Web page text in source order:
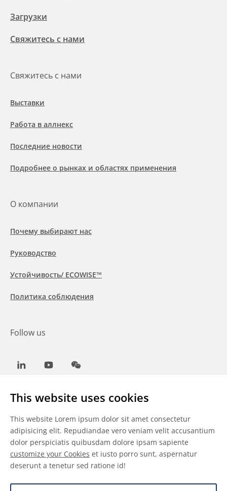
This website uses cookies
This website Lorem ipsum dolor sit amet consectetur
adipisicing elit. Repudiandae vero veniam velit accusantium
dolor perspiciatis quibusdam dolore ipsam sapiente
customize your Cookies et iusto porro sunt, aspernatur
deserunt a tenetur sed ratione id!
Загрузки
Свяжитесь с нами
Свяжитесь с нами
Выставки
Работа в аллнекс
Последние новости
Подробнее о рынках и областях применения
О компании
Почему выбирают нас
Руководство
Устойчивость/ ECOWISE™
Политика соблюдения
Follow us
LinkedInYoutubeWeChat
Общие условия
Отказ от ответственности
Сведения о файлах cookie
Защита данных